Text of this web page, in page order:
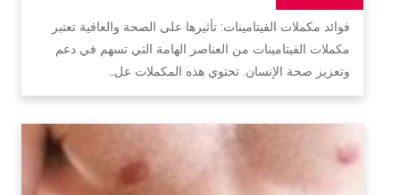
فوائد مكملات الفيتامينات: تأثيرها على الصحة والعافية تعتبر
مكملات الفيتامينات من العناصر الهامة التي تسهم في دعم
وتعزيز صحة الإنسان. تحتوي هذه المكملات عل…